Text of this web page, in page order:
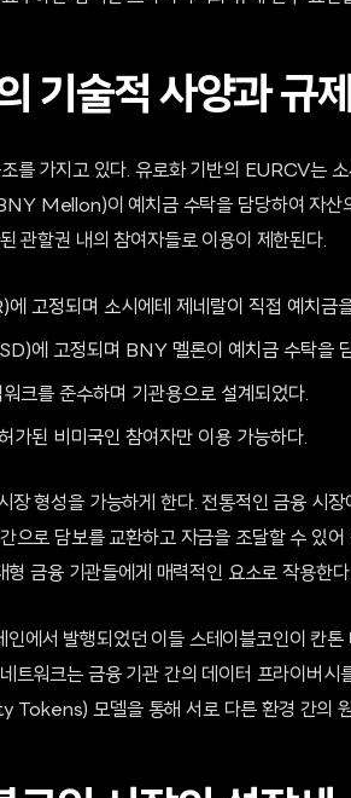
기술적 사양과 규
를 가지고 있다. 유로화 기반의 EURCV는
Mellon)이 예치금 수탁을 담당하여 자산
관할권 내의 참여자들로 이용이 제한된다.
고정되며 소시에테 제네랄이 직접 예치금
에 고정되며 BNY 멜론이 예치금 수탁을
크를 준수하며 기관용으로 설계되었다.
가된 비미국인 참여자만 이용 가능하다.
형성을 가능하게 한다. 전통적인 금융 시
으로 담보를 교환하고 자금을 조달할 수 있
금융 기관들에게 매력적인 요소로 작용한다.
에서 발행되었던 이들 스테이블코인이 칸
트워크는 금융 기관 간의 데이터 프라이버시
모델을 통해 서로 다른 환경 간의 원